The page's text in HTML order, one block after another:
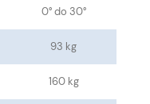
0° do 30°
93 kg
160 kg